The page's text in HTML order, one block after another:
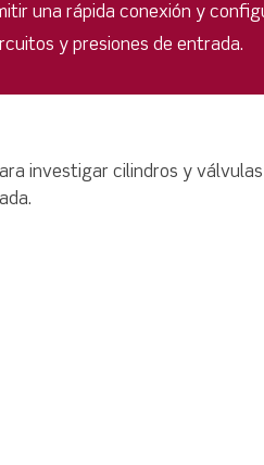
una rápida conexión y
y presiones de entrada.
investigar cilindros y válvulas